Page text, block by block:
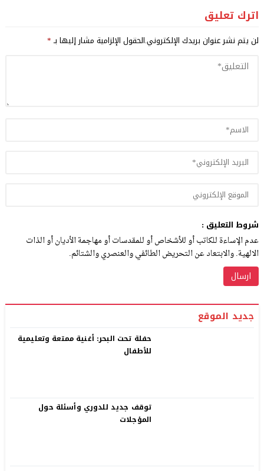
اترك تعليق
لن يتم نشر عنوان بريدك الإلكتروني.الحقول الإلزامية مشار إليها بـ*
شروط التعليق :
عدم الإساءة للكاتب أو للأشخاص أو للمقدسات أو مهاجمة الأديان أو الذات
الالهية. والابتعاد عن التحريض الطائفي والعنصري والشتائم.
جديد الموقع
حفلة تحت البحر: أغنية ممتعة وتعليمية
للأطفال
توقف جديد للدوري وأسئلة حول
المؤجلات